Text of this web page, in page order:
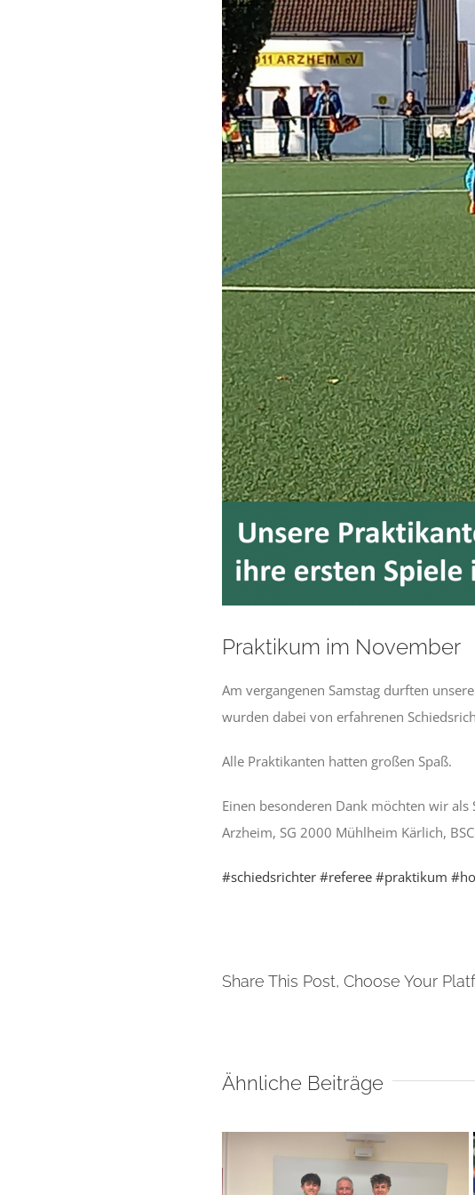
Praktikum im November
Am vergangenen Samstag durften
wurden dabei von erfahrenen
Alle Praktikanten hatten großen Spaß.
Einen besonderen Dank möchten wir
Arzheim, SG 2000 Mühlheim Kärlich,
#schiedsrichter #referee #praktikum
Share This Post, Choose Your
Ähnliche Beiträge